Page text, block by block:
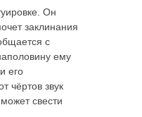
Он
заклинания
с
ему
его
чёртов звук
свести